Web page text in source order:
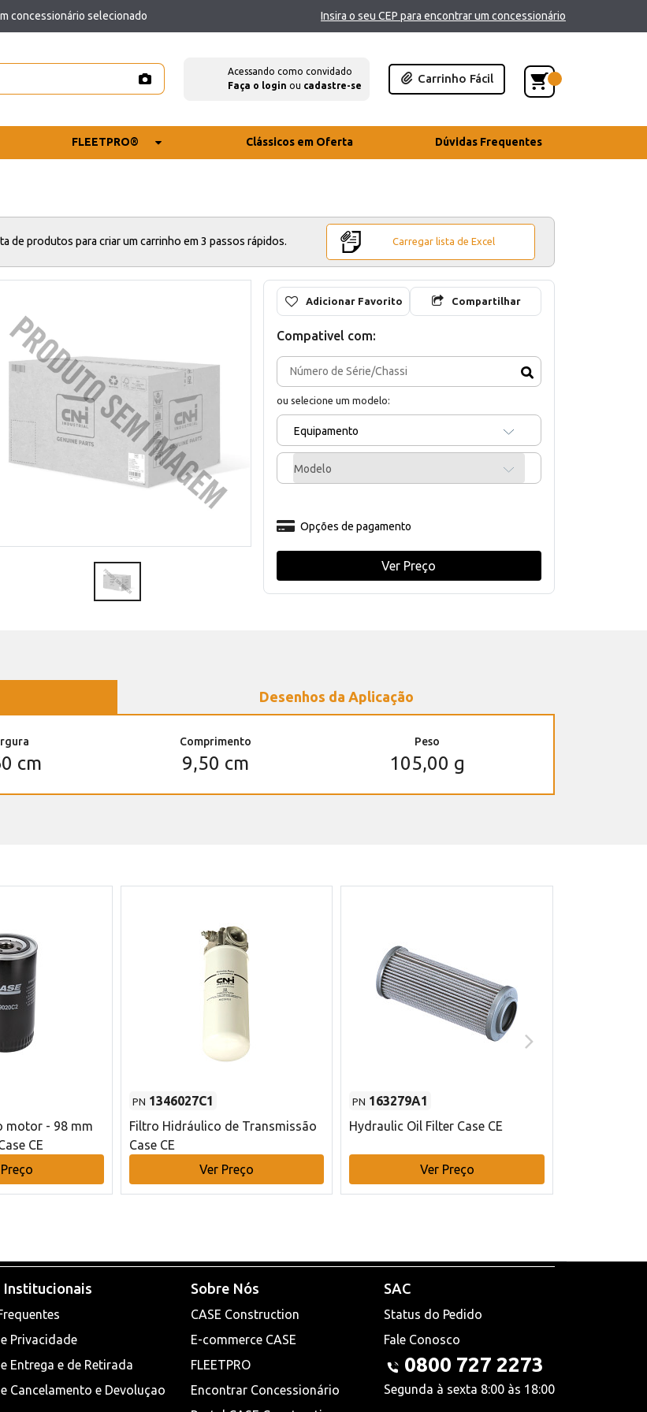
concessionário selecionado Insira o seu CEP para encontrar um concessionário
Acessando como convidado
Faça o login ou cadastre-se
Carrinho Fácil
FLEETPRO® Clássicos em Oferta Dúvidas Frequentes
de produtos para criar um carrinho em 3 passos rápidos. Carregar lista de Excel
Adicionar Favorito Compartilhar
Compativel com:
ou selecione um modelo:
Equipamento
Modelo
Opções de pagamento
Ver Preço
Desenhos da Aplicação
cm
Comprimento
9,50 cm
Peso
105,00 g
motor - 98 mm
CE
PN 1346027C1
Filtro Hidráulico de Transmissão
Case CE
Ver Preço
PN 163279A1
Hydraulic Oil Filter Case CE
Ver Preço
Institucionais
Privacidade
Entrega e de Retirada
Cancelamento e Devoluçao
Sobre Nós
CASE Construction
E-commerce CASE
FLEETPRO
Encontrar Concessionário
SAC
Status do Pedido
Fale Conosco
0800 727 2273
Segunda à sexta 8:00 às 18:00